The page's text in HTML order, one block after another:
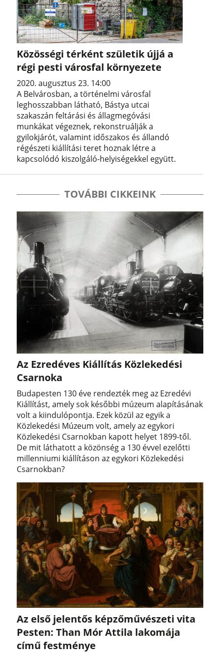
Közösségi térként születik újjá a
régi pesti városfal környezete
2020. augusztus 23. 14:00
A Belvárosban, a történelmi városfal
leghosszabban látható, Bástya utcai
szakaszán feltárási és állagmegóvási
munkákat végeznek, rekonstruálják a
gyilokjárót, valamint időszakos és állandó
régészeti kiállítási teret hoznak létre a
kapcsolódó kiszolgáló-helyiségekkel együtt.
TOVÁBBI CIKKEINK
Az Ezredéves Kiállítás Közlekedési
Csarnoka
Budapesten 130 éve rendezték meg az Ezredévi
Kiállítást, amely sok későbbi múzeum alapításának
volt a kiindulópontja. Ezek közül az egyik a
Közlekedési Múzeum volt, amely az egykori
Közlekedési Csarnokban kapott helyet 1899-től.
De mit láthatott a közönség a 130 évvel ezelőtti
millenniumi kiállításon az egykori Közlekedési
Csarnokban?
Az első jelentős képzőművészeti vita
Pesten: Than Mór Attila lakomája
című festménye